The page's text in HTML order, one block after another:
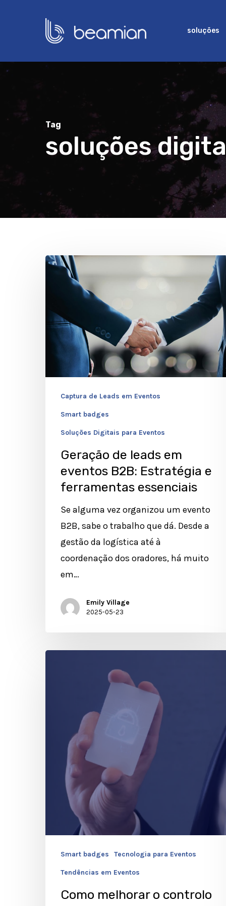
Hit enter to search or ESC to close
soluções
Tag
soluções
Geração
em
eventos
B2B:
Estratégia
e
ferramentas
Captura de Leads em Eventos
Smart badges
Soluções Digitais para Eventos
Geração de leads em
eventos B2B: Estratégia e
ferramentas essenciais
Se alguma vez organizou um evento
B2B, sabe o trabalho que dá. Desde a
gestão da logística até à
coordenação dos oradores, há muito
em…
Emily Village
2025-05-23
acessos
eventos
cartões
Smart badges Tecnologia para Eventos
Tendências em Eventos
Como melhorar o controlo